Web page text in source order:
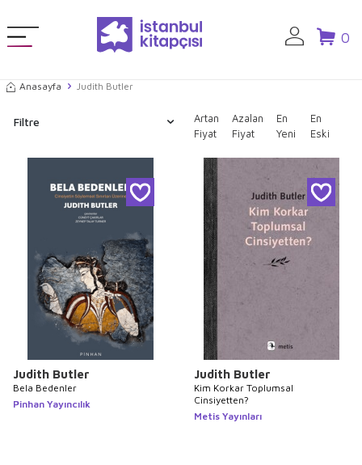
0
Anasayfa Judith Butler
Filtre
Artan
Fiyat
Azalan
Fiyat
En
Yeni
En
Eski
Judith Butler
Bela Bedenler
Pinhan Yayıncılık
Judith Butler
Kim Korkar Toplumsal
Cinsiyetten?
Metis Yayınları